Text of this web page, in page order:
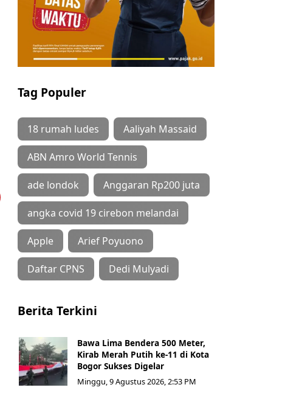
Tag Populer
18 rumah ludes Aaliyah Massaid
ABN Amro World Tennis
ade londok Anggaran Rp200 juta
angka covid 19 cirebon melandai
Apple Arief Poyuono
Daftar CPNS Dedi Mulyadi
Berita Terkini
Bawa Lima Bendera 500 Meter,
Kirab Merah Putih ke-11 di Kota
Bogor Sukses Digelar
Minggu, 9 Agustus 2026, 2:53 PM